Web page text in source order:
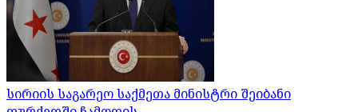
სირიის საგარეო საქმეთა მინისტრი შეიბანი